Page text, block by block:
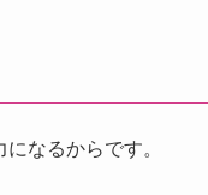
なるからです。